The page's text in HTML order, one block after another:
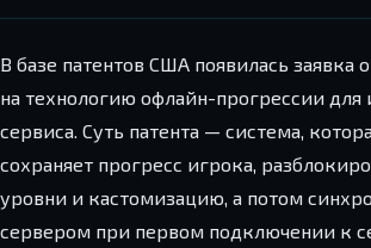
В базе патентов США появилась заявка
на технологию офлайн-прогрессии для
сервиса. Суть патента — система,
сохраняет прогресс игрока,
уровни и кастомизацию, а потом
сервером при первом подключении к